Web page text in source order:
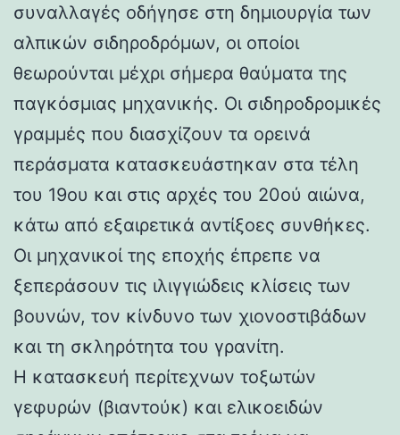
συναλλαγές οδήγησε στη δημιουργία των
αλπικών σιδηροδρόμων, οι οποίοι
θεωρούνται μέχρι σήμερα θαύματα της
παγκόσμιας μηχανικής. Οι σιδηροδρομικές
γραμμές που διασχίζουν τα ορεινά
περάσματα κατασκευάστηκαν στα τέλη
του 19ου και στις αρχές του 20ού αιώνα,
κάτω από εξαιρετικά αντίξοες συνθήκες.
Οι μηχανικοί της εποχής έπρεπε να
ξεπεράσουν τις ιλιγγιώδεις κλίσεις των
βουνών, τον κίνδυνο των χιονοστιβάδων
και τη σκληρότητα του γρανίτη.
Η κατασκευή περίτεχνων τοξωτών
γεφυρών (βιαντούκ) και ελικοειδών